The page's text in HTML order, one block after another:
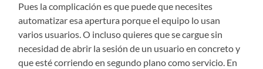
Pues la complicación es que puede que necesites
automatizar esa apertura porque el equipo lo usan
varios usuarios. O incluso quieres que se cargue sin
necesidad de abrir la sesión de un usuario en concreto y
que esté corriendo en segundo plano como servicio. En